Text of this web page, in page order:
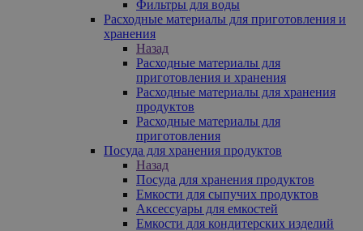
Фильтры для воды
Расходные материалы для приготовления и
хранения
Назад
Расходные материалы для
приготовления и хранения
Расходные материалы для хранения
продуктов
Расходные материалы для
приготовления
Посуда для хранения продуктов
Назад
Посуда для хранения продуктов
Емкости для сыпучих продуктов
Аксессуары для емкостей
Емкости для кондитерских изделий